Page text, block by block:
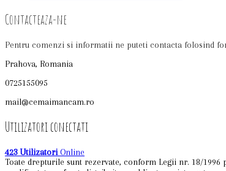
Contacteaza-ne
Pentru comenzi si informatii ne puteti contacta folosind
Prahova, Romania
0725155095
mail@cemaimancam.ro
Utilizatori conectati
423 Utilizatori Online
Toate drepturile sunt rezervate, conform Legii nr. 18/